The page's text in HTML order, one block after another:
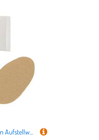
ＡＷＨＡＯ 2X Hundeohren Aufstellwerkzeug Hundezubehör Ohrfixierung Hundeohren Posting Kit für Welpen Pferde Tiere Deutsche Schäferhunde, L